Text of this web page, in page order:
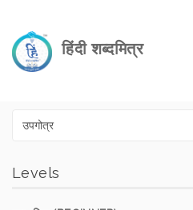
हिंदी शब्दमित्र
Levels